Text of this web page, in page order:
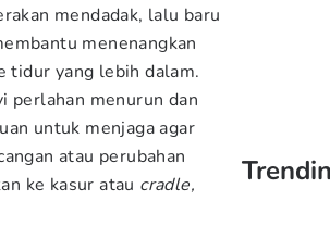
mendadak, lalu baru
menenangkan
tidur yang lebih dalam.
perlahan menurun dan
untuk menjaga agar
atau perubahan
ke kasur atau cradle,